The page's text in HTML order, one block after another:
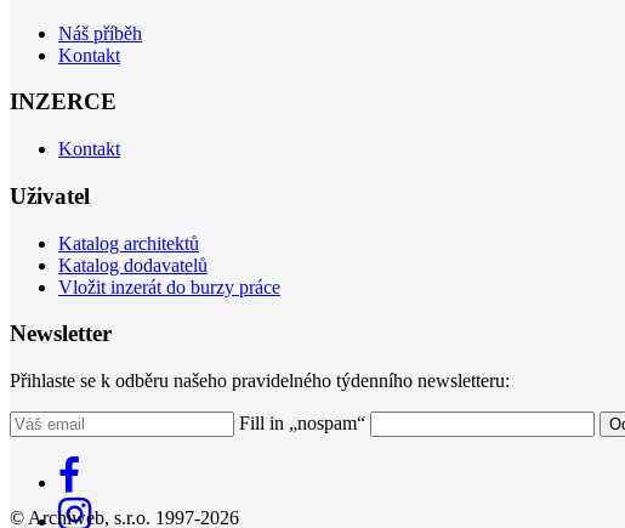
Náš příběh
Kontakt
INZERCE
Kontakt
Uživatel
Katalog architektů
Katalog dodavatelů
Vložit inzerát do burzy práce
Newsletter
Přihlaste se k odběru našeho pravidelného týdenního newsletteru:
Fill in „nospam“
© Archiweb, s.r.o. 1997-2026